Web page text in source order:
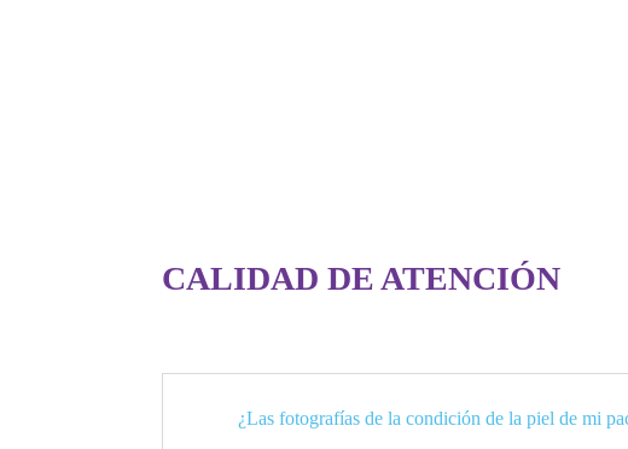
CALIDAD DE ATENCIÓN
¿Las fotografías de la condición de la piel de mi